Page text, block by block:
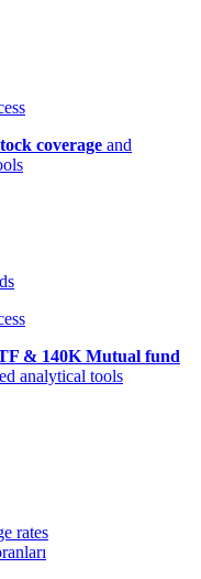
coverage and
& 140K Mutual fund
analytical tools
rates